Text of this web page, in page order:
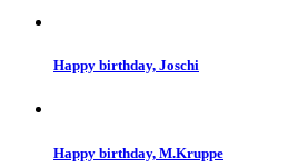
Happy birthday, Joschi
Happy birthday, M.Kruppe